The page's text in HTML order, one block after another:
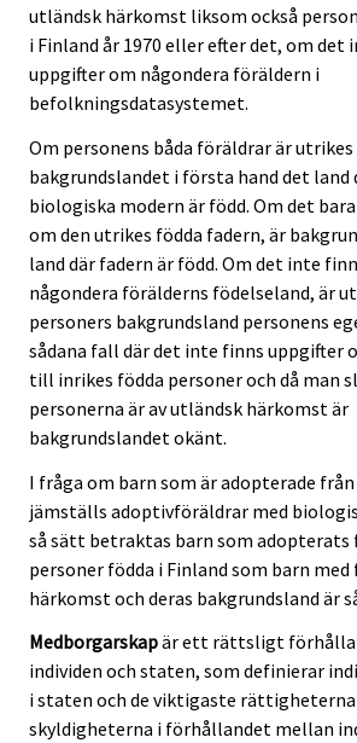
utländsk härkomst liksom också
i Finland år 1970 eller efter det, om det
uppgifter om någondera föräldern i
befolkningsdatasystemet.
Om personens båda föräldrar är
bakgrundslandet i första hand det land
biologiska modern är född. Om det
om den utrikes födda fadern, är
land där fadern är född. Om det inte
någondera förälderns födelseland, är
personers bakgrundsland personens
sådana fall där det inte finns uppgifter
till inrikes födda personer och då man
personerna är av utländsk härkomst är
bakgrundslandet okänt.
I fråga om barn som är adopterade
jämställs adoptivföräldrar med
så sätt betraktas barn som adopterats
personer födda i Finland som barn
härkomst och deras bakgrundsland är
Medborgarskapär ett rättsligt
individen och staten, som definierar
i staten och de viktigaste rättigheterna
skyldigheterna i förhållandet mellan